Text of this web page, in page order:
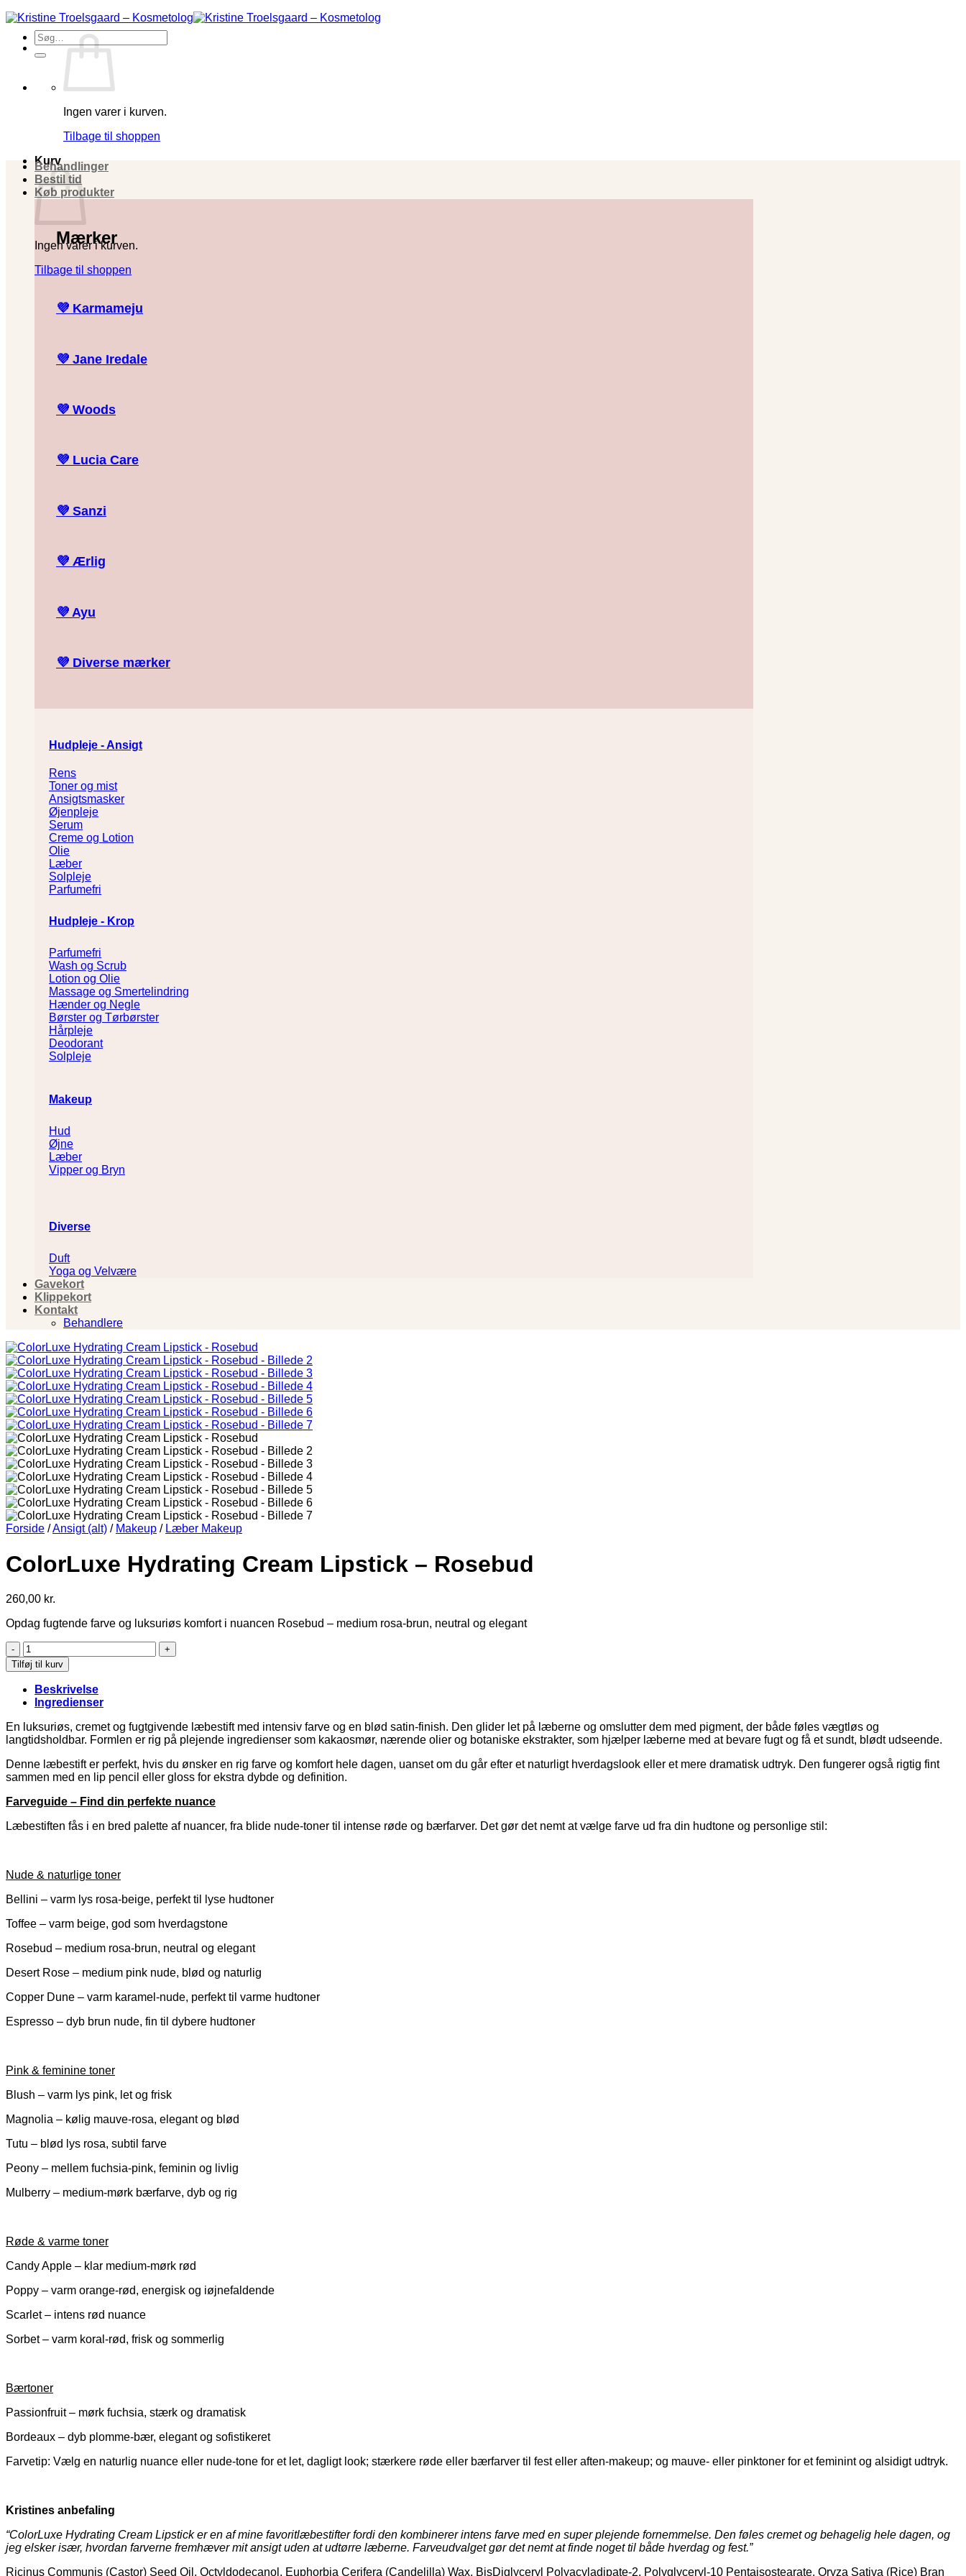
Fortsæt
til
indholdSøg
efter:
Ingen varer i kurven.
Tilbage til shoppen
Kurv
Ingen varer i kurven.
Tilbage til shoppen
Behandlinger
Bestil tid
Køb produkter
Mærker
💜 Karmameju
💜 Jane Iredale
💜 Woods
💜 Lucia Care
💜 Sanzi
💜 Ærlig
💜 Ayu
💜 Diverse mærker
Hudpleje - Ansigt
Rens
Toner og mist
Ansigtsmasker
Øjenpleje
Serum
Creme og Lotion
Olie
Læber
Solpleje
Parfumefri
Hudpleje - Krop
Parfumefri
Wash og Scrub
Lotion og Olie
Massage og Smertelindring
Hænder og Negle
Børster og Tørbørster
Hårpleje
Deodorant
Solpleje
Makeup
Hud
Øjne
Læber
Vipper og Bryn
Diverse
Duft
Yoga og Velvære
Gavekort
Klippekort
Kontakt
Behandlere
Forside /Ansigt (alt) / Makeup / Læber Makeup
ColorLuxe Hydrating Cream Lipstick – Rosebud
260,00 kr.
Opdag fugtende farve og luksuriøs komfort i nuancen Rosebud – medium rosa-brun, neutral og elegant
ColorLuxe
Hydrating
Cream
Lipstick
-
Rosebud
antal
Tilføj til kurv
Beskrivelse
Ingredienser
En luksuriøs, cremet og fugtgivende læbestift med intensiv farve og en blød satin-finish. Den glider let på læberne og omslutter dem med pigment, der både føles vægtløs og
langtidsholdbar. Formlen er rig på plejende ingredienser som kakaosmør, nærende olier og botaniske ekstrakter, som hjælper læberne med at bevare fugt og få et sundt, blødt udseende.
Denne læbestift er perfekt, hvis du ønsker en rig farve og komfort hele dagen, uanset om du går efter et naturligt hverdagslook eller et mere dramatisk udtryk. Den fungerer også rigtig fint
sammen med en lip pencil eller gloss for ekstra dybde og definition.
Farveguide – Find din perfekte nuance
Læbestiften fås i en bred palette af nuancer, fra blide nude-toner til intense røde og bærfarver. Det gør det nemt at vælge farve ud fra din hudtone og personlige stil:
Nude & naturlige toner
Bellini – varm lys rosa-beige, perfekt til lyse hudtoner
Toffee – varm beige, god som hverdagstone
Rosebud – medium rosa-brun, neutral og elegant
Desert Rose – medium pink nude, blød og naturlig
Copper Dune – varm karamel-nude, perfekt til varme hudtoner
Espresso – dyb brun nude, fin til dybere hudtoner
Pink & feminine toner
Blush – varm lys pink, let og frisk
Magnolia – kølig mauve-rosa, elegant og blød
Tutu – blød lys rosa, subtil farve
Peony – mellem fuchsia-pink, feminin og livlig
Mulberry – medium-mørk bærfarve, dyb og rig
Røde & varme toner
Candy Apple – klar medium-mørk rød
Poppy – varm orange-rød, energisk og iøjnefaldende
Scarlet – intens rød nuance
Sorbet – varm koral-rød, frisk og sommerlig
Bærtoner
Passionfruit – mørk fuchsia, stærk og dramatisk
Bordeaux – dyb plomme-bær, elegant og sofistikeret
Farvetip: Vælg en naturlig nuance eller nude-tone for et let, dagligt look; stærkere røde eller bærfarver til fest eller aften-makeup; og mauve- eller pinktoner for et feminint og alsidigt udtryk.
Kristines anbefaling
“ColorLuxe Hydrating Cream Lipstick er en af mine favoritlæbestifter fordi den kombinerer intens farve med en super plejende fornemmelse. Den føles cremet og behagelig hele dagen, og
jeg elsker især, hvordan farverne fremhæver mit ansigt uden at udtørre læberne. Farveudvalget gør det nemt at finde noget til både hverdag og fest.”
Ricinus Communis (Castor) Seed Oil, Octyldodecanol, Euphorbia Cerifera (Candelilla) Wax, BisDiglyceryl Polyacyladipate-2, Polyglyceryl-10 Pentaisostearate, Oryza Sativa (Rice) Bran